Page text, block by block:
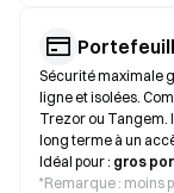
Sécurité maximale
ligne et isolées.
Trezor ou Tangem.
long terme à un
Idéal pour : gros
*Remarque : moins